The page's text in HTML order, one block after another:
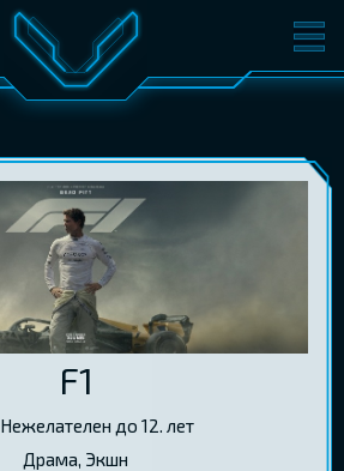
БИЛЕТЫ
КИНОКЛУБ-V
ПОДАРОЧНЫЕ КАРТЫ
F1
Нежелателен до 12. лет
Драма, Экшн